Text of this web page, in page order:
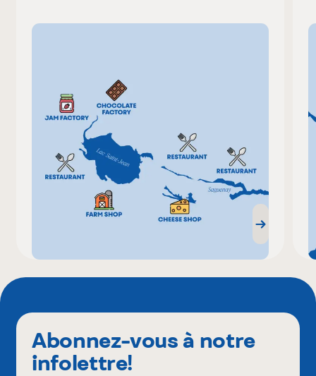
Abonnez-vous à notre
infolettre!